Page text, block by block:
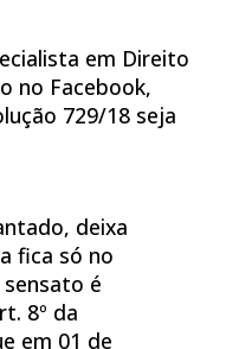
em Direito
no Facebook,
729/18 seja
deixa
fica só no
sensato é
8º da
em 01 de